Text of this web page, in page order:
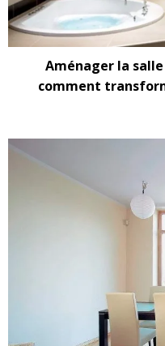
Aménager la
comment